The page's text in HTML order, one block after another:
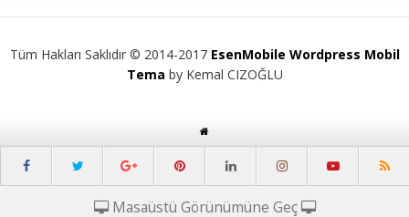
Tüm Hakları Saklıdır © 2014-2017 EsenMobile Wordpress Mobil
Tema by Kemal CIZOĞLU
Masaüstü Görünümüne Geç